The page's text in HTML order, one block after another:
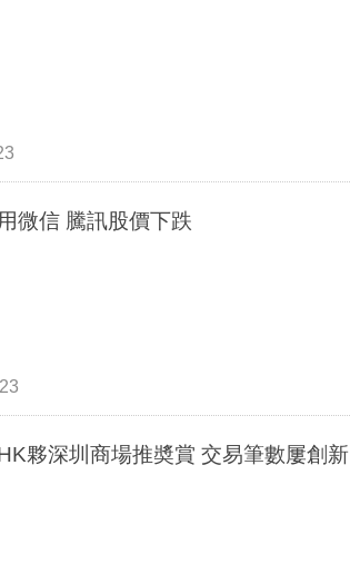
微信 騰訊股價下跌
夥深圳商場推奬賞 交易筆數屢創新